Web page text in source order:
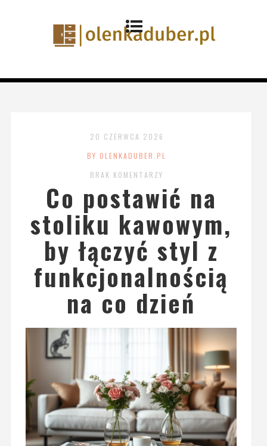
20 CZERWCA 2026
BY OLENKADUBER.PL
BRAK KOMENTARZY
Co postawić na
stoliku kawowym,
by łączyć styl z
funkcjonalnością
na co dzień